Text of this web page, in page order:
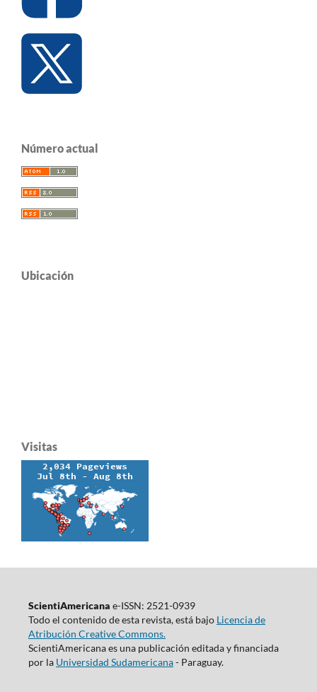
Número actual
Ubicación
Visitas
ScientiAmericana e-ISSN: 2521-0939
Todo el contenido de esta revista, está bajo Licencia de
Atribución Creative Commons.
ScientiAmericana es una publicación editada y financiada
por la Universidad Sudamericana- Paraguay.